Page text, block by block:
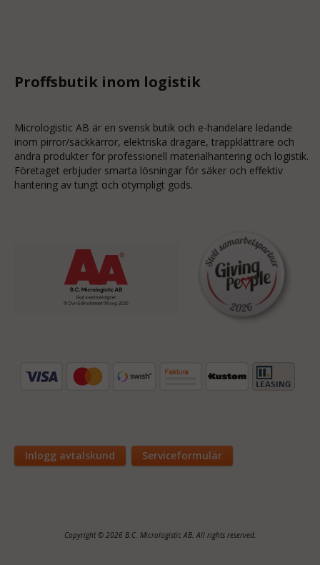
Proffsbutik inom logistik
Micrologistic AB är en svensk butik och e-handelare ledande
inom pirror/säckkärror, elektriska dragare, trappklättrare och
andra produkter för professionell materialhantering och logistik.
Företaget erbjuder smarta lösningar för säker och effektiv
hantering av tungt och otympligt gods.
Inlogg avtalskund Serviceformulär
Copyright © 2026 B.C. Micrologistic AB. All rights reserved.